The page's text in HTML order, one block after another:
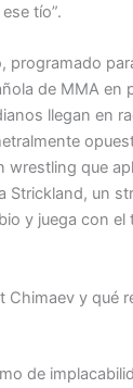
tío”.
programado
de MMA en
llegan en
wrestling que
Strickland, un
y juega con
Chimaev y qué
de